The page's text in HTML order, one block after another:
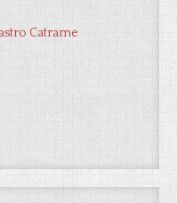
Catrame